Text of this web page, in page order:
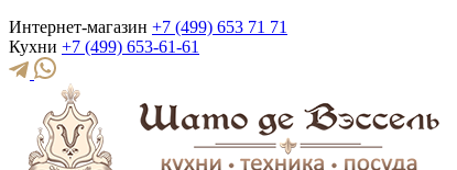
Интернет-магазин +7 (499) 653 71 71
Кухни +7 (499) 653-61-61